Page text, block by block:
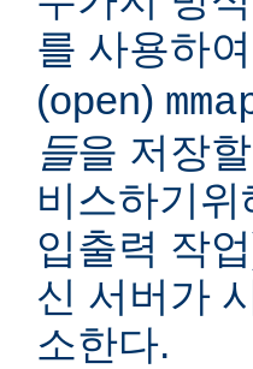
를 사용하여
(open)
들을 저장
비스하기
입출력 작
신 서버가
소한다.